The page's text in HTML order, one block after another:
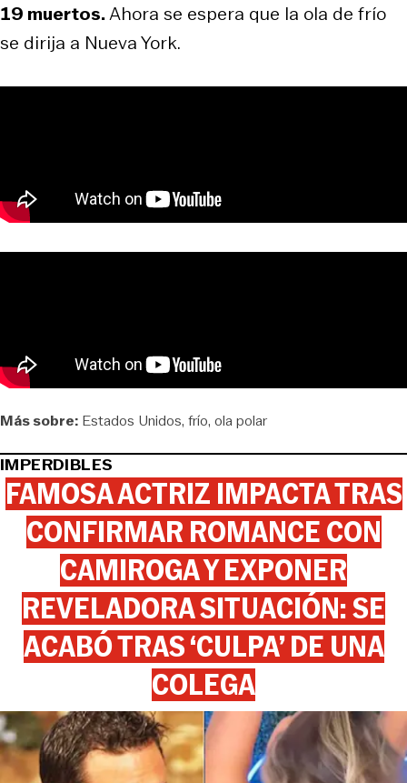
19 muertos.Ahora se espera que la ola de frío
se dirija a Nueva York.
Más sobre: Estados Unidos frío ola polar
IMPERDIBLES
FAMOSA ACTRIZ IMPACTA TRAS
CONFIRMAR ROMANCE CON
CAMIROGA Y EXPONER
REVELADORA SITUACIÓN: SE
ACABÓ TRAS ‘CULPA’ DE UNA
COLEGA